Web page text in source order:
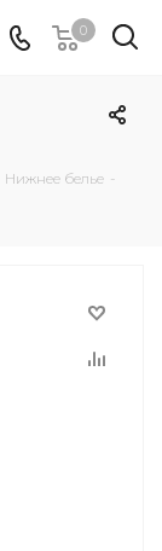
0
Нижнее белье -